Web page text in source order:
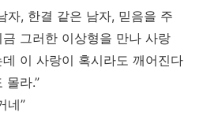
자, 한결 같은 남자, 믿음을 주
그러한 이상형을 만나 사랑
이 사랑이 혹시라도 깨어진다
몰라.”
네”